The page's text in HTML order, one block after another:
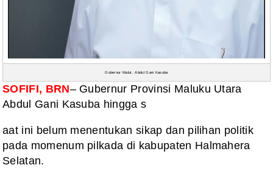
Gubernur Malut, Abdul Gani Kasuba
SOFIFI, BRN– Gubernur Provinsi Maluku Utara
Abdul Gani Kasuba hingga s
aat ini belum menentukan sikap dan pilihan politik
pada momenum pilkada di kabupaten Halmahera
Selatan.